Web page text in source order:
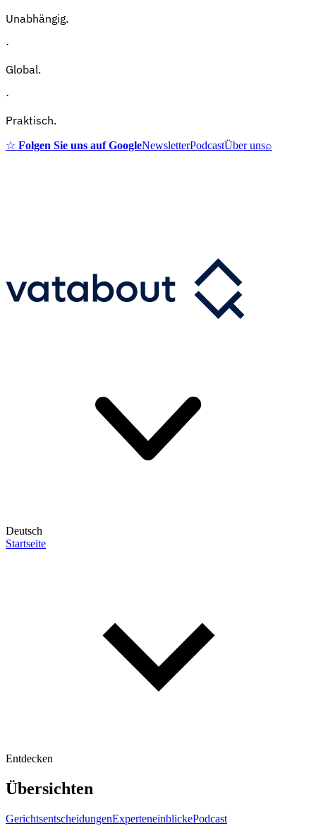
Unabhängig.
·
Global.
·
Praktisch.
☆ Folgen Sie uns auf GoogleNewsletterPodcastÜber uns⌕
Deutsch
Startseite
Entdecken
Übersichten
GerichtsentscheidungenExperteneinblickePodcast